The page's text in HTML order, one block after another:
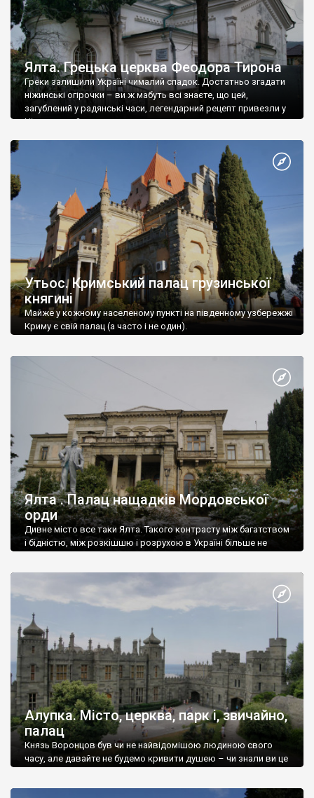
Ялта. Грецька церква Феодора Тирона
Греки залишили Україні чималий спадок. Достатньо згадати
ніжинські огірочки – ви ж мабуть всі знаєте, що цей,
загублений у радянські часи, легендарний рецепт привезли у
Ніжин греки?
Утьос. Кримський палац грузинської
княгині
Майже у кожному населеному пункті на південному узбережжі
Криму є свій палац (а часто і не один).
Ялта . Палац нащадків Мордовської
орди
Дивне місто все таки Ялта. Такого контрасту між багатством
і бідністю, між розкішшю і розрухою в Україні більше не
Алупка. Місто, церква, парк і, звичайно,
палац
Князь Воронцов був чи не найвідомішою людиною свого
часу, але давайте не будемо кривити душею – чи знали ви це